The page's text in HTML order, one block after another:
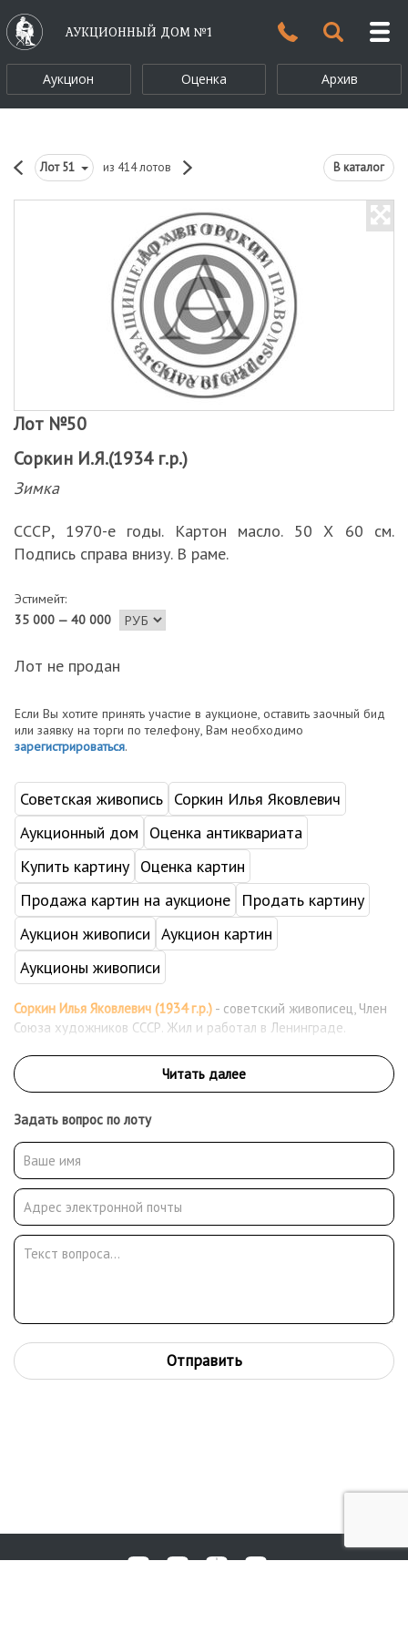
АУКЦИОННЫЙ ДОМ №1
Аукцион Оценка Архив
Лот51 из 414 лотов В каталог
Лот №50
Соркин И.Я.(1934 г.р.)
Зимка
СССР, 1970-е годы. Картон масло. 50 Х 60 см.
Подпись справа внизу. В раме.
Эстимейт:
35 000 — 40 000
Лот не продан
Если Вы хотите принять участие в аукционе, оставить заочный бид
или заявку на торги по телефону, Вам необходимо
зарегистрироваться.
Советская живопись Соркин Илья Яковлевич
Аукционный дом
Оценка антиквариата
Купить картину Оценка картин
Продажа картин на аукционе
Продать картину
Аукцион живописи Аукцион картин
Аукционы живописи
Соркин Илья Яковлевич (1934 г.р.) - советский живописец, Член
Союза художников СССР. Жил и работал в Ленинграде.
Задать вопрос по лоту
Отправить